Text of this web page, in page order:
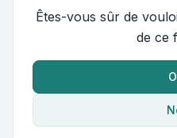
Êtes-vous sûr de
de ce